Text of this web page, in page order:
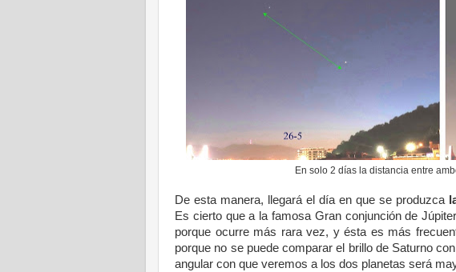
En solo 2 días la distancia entre
De esta manera, llegará el día en que se produzca
Es cierto que a la famosa Gran conjunción de
porque ocurre más rara vez, y ésta es más
porque no se puede comparar el brillo de Saturno
angular con que veremos a los dos planetas será